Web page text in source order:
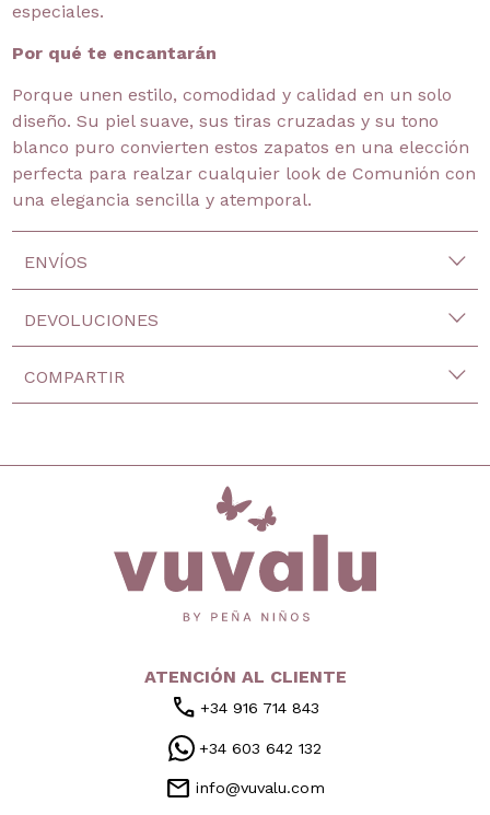
especiales.
Por qué te encantarán
Porque unen estilo, comodidad y calidad en un solo
diseño. Su piel suave, sus tiras cruzadas y su tono
blanco puro convierten estos zapatos en una elección
perfecta para realzar cualquier look de Comunión con
una elegancia sencilla y atemporal.
ENVÍOS
DEVOLUCIONES
COMPARTIR
ATENCIÓN AL CLIENTE
call +34 916 714 843
+34 603 642 132
mail info@vuvalu.com